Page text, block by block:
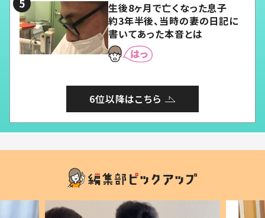
生後8ヶ月で亡くなった息子
約3年半後、当時の妻の日記に
書いてあった本音とは
6位以降はこちら